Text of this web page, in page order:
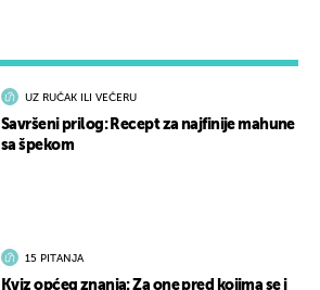
UZ RUČAK ILI VEČERU
Savršeni prilog: Recept za najfinije mahune
sa špekom
15 PITANJA
Kviz općeg znanja: Za one pred kojima se i